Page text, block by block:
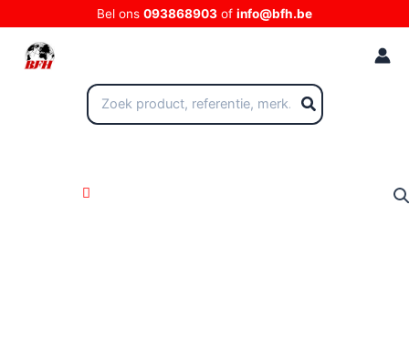
naar
Bel ons 093868903 of info@bfh.be
Zoeken
naar: